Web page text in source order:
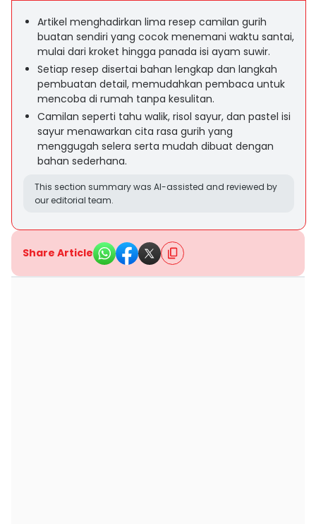
Artikel menghadirkan lima resep camilan gurih
buatan sendiri yang cocok menemani waktu santai,
mulai dari kroket hingga panada isi ayam suwir.
Setiap resep disertai bahan lengkap dan langkah
pembuatan detail, memudahkan pembaca untuk
mencoba di rumah tanpa kesulitan.
Camilan seperti tahu walik, risol sayur, dan pastel isi
sayur menawarkan cita rasa gurih yang
menggugah selera serta mudah dibuat dengan
bahan sederhana.
This section summary was AI-assisted and reviewed by
our editorial team.
Share Article